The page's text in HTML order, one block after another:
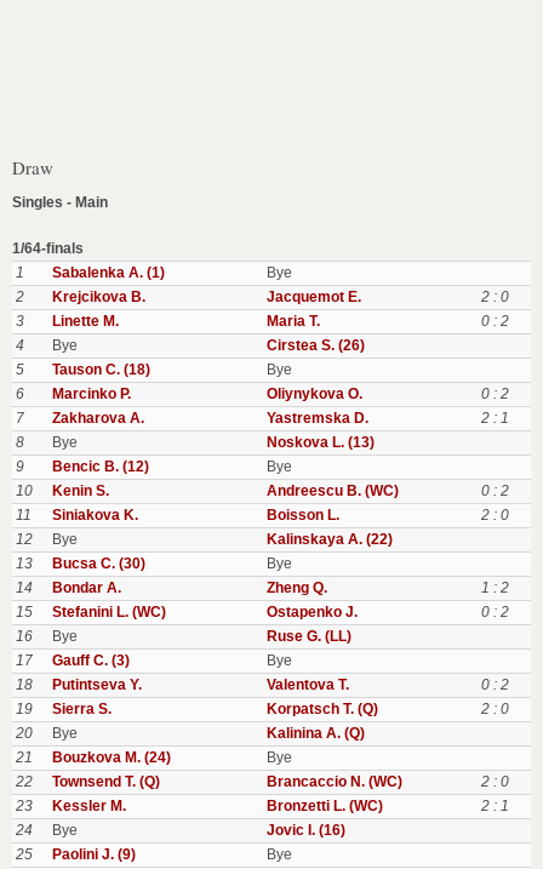
Draw
Singles - Main
1/64-finals
1
Sabalenka A. (1)
Bye
2
Krejcikova B. Jacquemot E.
2 : 0
3
Linette M. Maria T.
0 : 2
4
Bye
Cirstea S. (26)
5
Tauson C. (18)
Bye
6
Marcinko P. Oliynykova O.
0 : 2
7
Zakharova A. Yastremska D.
2 : 1
8
Bye
Noskova L. (13)
9
Bencic B. (12)
Bye
10
Kenin S. Andreescu B. (WC)
0 : 2
11
Siniakova K. Boisson L.
2 : 0
12
Bye
Kalinskaya A. (22)
13
Bucsa C. (30)
Bye
14
Bondar A. Zheng Q.
1 : 2
15
Stefanini L. (WC) Ostapenko J.
0 : 2
16
Bye
Ruse G. (LL)
17
Gauff C. (3)
Bye
18
Putintseva Y. Valentova T.
0 : 2
19
Sierra S. Korpatsch T. (Q)
2 : 0
20
Bye
Kalinina A. (Q)
21
Bouzkova M. (24)
Bye
22
Townsend T. (Q) Brancaccio N. (WC)
2 : 0
23
Kessler M. Bronzetti L. (WC)
2 : 1
24
Bye
Jovic I. (16)
25
Paolini J. (9)
Bye